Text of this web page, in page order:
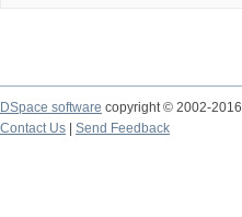
DSpace software copyright © 2002-2016
Contact Us
Send Feedback